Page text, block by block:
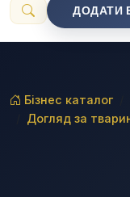
ДОДАТИ
Бізнес каталог
Догляд за